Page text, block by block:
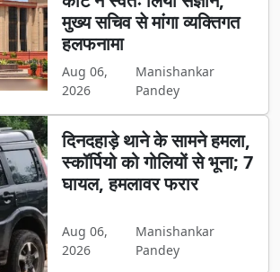
मुख्य सचिव से मांगा व्यक्तिगत
हलफनामा
Aug 06,
2026
Manishankar
Pandey
दिनदहाड़े थाने के सामने हमला,
स्कॉर्पियो को गोलियों से भूना; 7
घायल, हमलावर फरार
Aug 06,
2026
Manishankar
Pandey